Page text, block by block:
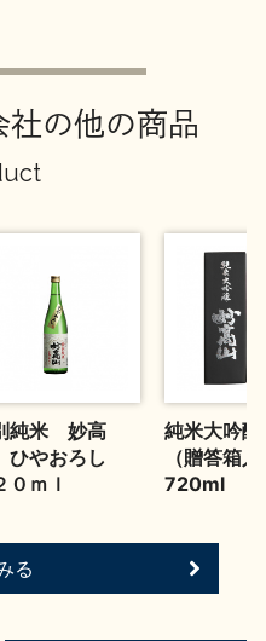
社の他の商品
純米 妙高
やおろし
０ｍｌ
純米大吟
（贈答箱
720ml
る